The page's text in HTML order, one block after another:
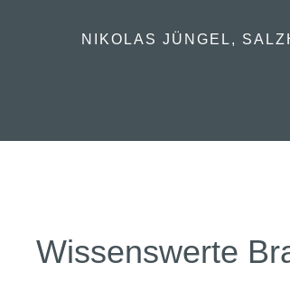
NIKOLAS JÜNGEL,
Wissenswerte